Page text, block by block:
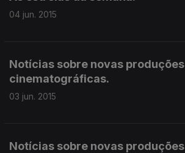
04 jun. 2015
Notícias sobre novas produções
cinematográficas.
03 jun. 2015
Notícias sobre novas produções